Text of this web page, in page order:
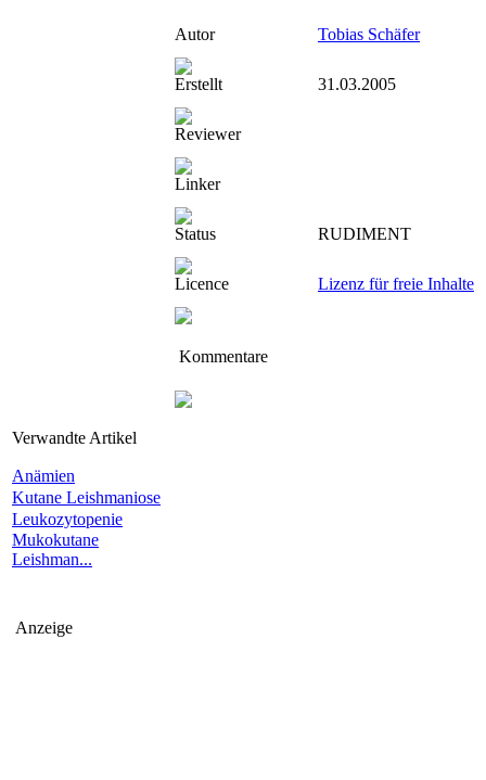
Autor Tobias Schäfer
Erstellt 31.03.2005
Reviewer
Linker
Status RUDIMENT
Licence Lizenz für freie Inhalte
Kommentare
Verwandte Artikel
Anämien
Kutane Leishmaniose
Leukozytopenie
Mukokutane
Leishman...
Anzeige